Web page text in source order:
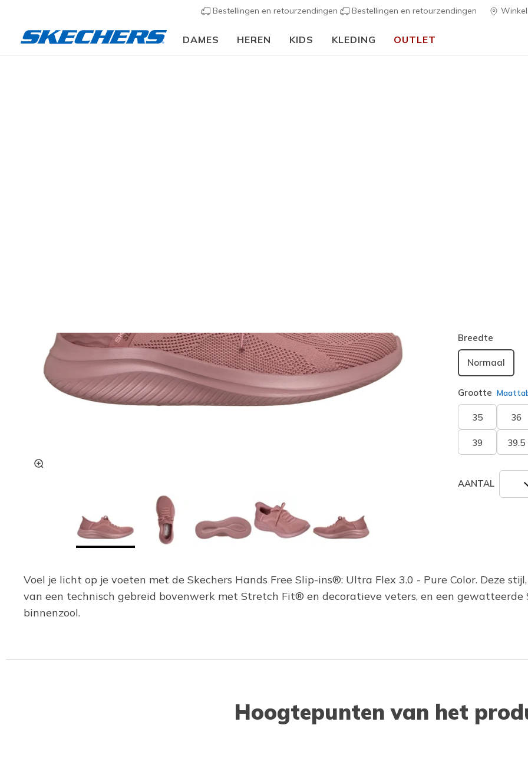
Bestellingen en retourzendingen Bestellingen en retourzendingen
DAMES HEREN KIDS KLEDING OUTLET
Breedte
Normaal
Grootte
35 36
39 39.5
AANTAL
Voel je licht op je voeten met de Skechers Hands Free Slip-ins®: Ultra Flex 3.0 - Pure Color. Deze
van een technisch gebreid bovenwerk met Stretch Fit® en decoratieve veters, en een gewatteerde
binnenzool.
Hoogtepunten van het